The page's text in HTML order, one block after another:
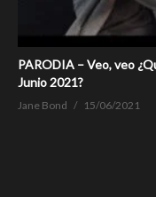
PARODIA – Veo, veo
Junio 2021?
Jane Bond 15/06/2021